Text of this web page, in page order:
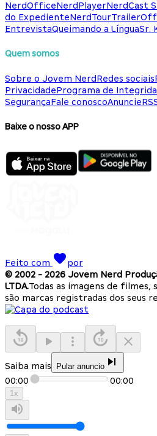
NerdOfficeNerdPlayerNerdCast
do ExpedienteNerdTour
EntrevistaQueimando a LínguaSr.
Quem somos
Sobre o Jovem NerdRedes sociais
PrivacidadePrograma de
SegurançaFale conoscoAnuncie
Baixe o nosso APP
Feito com
por
© 2002 - 2026 Jovem Nerd
LTDA.Todas as imagens de filmes,
são marcas registradas dos seus
Saiba mais Pular anuncio
00:00 00:00
1x